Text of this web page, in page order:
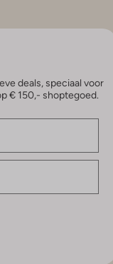
deals, speciaal voor
€ 150,- shoptegoed.